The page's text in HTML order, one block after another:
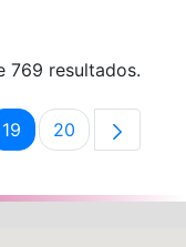
769 resultados.
Use TAB para
Página
19 Página
20